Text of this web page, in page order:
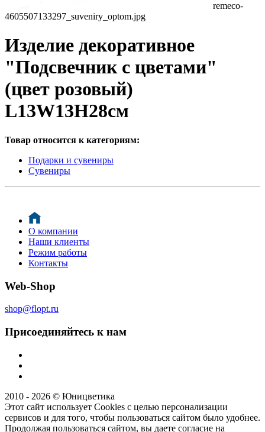
remeco-
4605507133297_suveniry_optom.jpg
Изделие декоративное
"Подсвечник с цветами"
(цвет розовый)
L13W13H28см
Товар относится к категориям:
Подарки и сувениры
Сувениры
О компании
Наши клиенты
Режим работы
Контакты
Web-Shop
shop@flopt.ru
Присоединяйтесь к нам
2010 - 2026 © Юницветика
Этот сайт использует Cookies с целью персонализации
сервисов и для того, чтобы пользоваться сайтом было удобнее.
Продолжая пользоваться сайтом, вы даете согласие на